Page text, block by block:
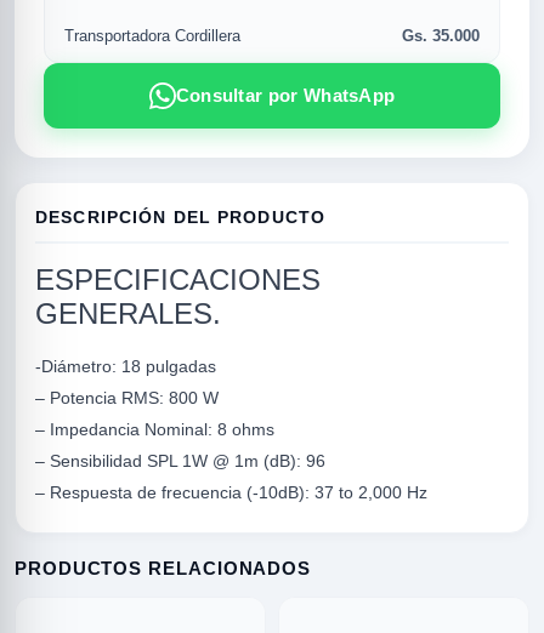
Transportadora Cordillera Gs. 35.000
Consultar por WhatsApp
DESCRIPCIÓN DEL PRODUCTO
ESPECIFICACIONES
GENERALES.
-Diámetro: 18 pulgadas
– Potencia RMS: 800 W
– Impedancia Nominal: 8 ohms
– Sensibilidad SPL 1W @ 1m (dB): 96
– Respuesta de frecuencia (-10dB): 37 to 2,000 Hz
PRODUCTOS RELACIONADOS